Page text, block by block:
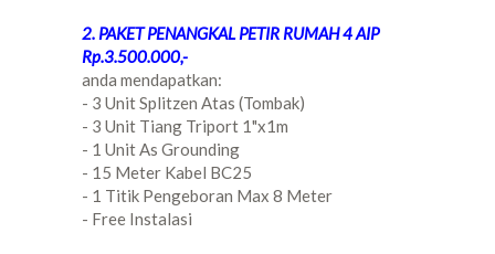
2. PAKET PENANGKAL PETIR RUMAH 4 AIP
Rp.3.500.000,-
anda mendapatkan:
- 3 Unit Splitzen Atas (Tombak)
- 3 Unit Tiang Triport 1"x1m
- 1 Unit As Grounding
- 15 Meter Kabel BC25
- 1 Titik Pengeboran Max 8 Meter
- Free Instalasi